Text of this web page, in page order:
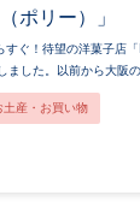
ポリー）」
すぐ！待望の洋菓子店
ました。以前から大阪
土産・お買い物